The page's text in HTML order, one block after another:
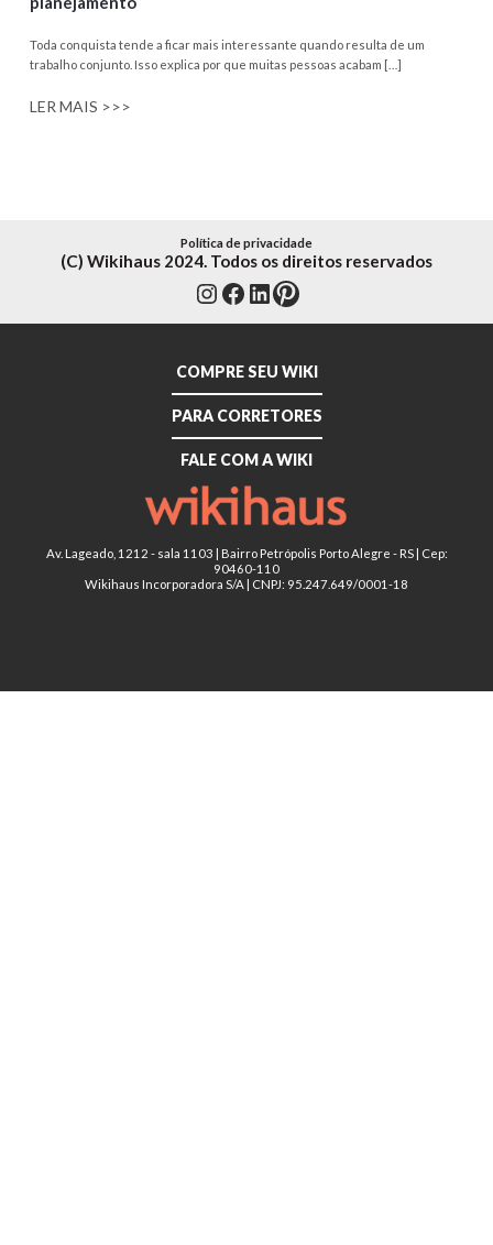
Toda conquista tende a ficar mais interessante quando resulta de um
trabalho conjunto. Isso explica por que muitas pessoas acabam […]
LER MAIS >>>
Instagram
Facebook
LinkedIn
Pinterest
Política de privacidade
(C) Wikihaus 2024. Todos os direitos reservados
COMPRE SEU WIKI
PARA CORRETORES
FALE COM A WIKI
Av. Lageado, 1212 - sala 1103 | Bairro Petrópolis Porto Alegre - RS | Cep:
90460-110
Wikihaus Incorporadora S/A | CNPJ: 95.247.649/0001-18